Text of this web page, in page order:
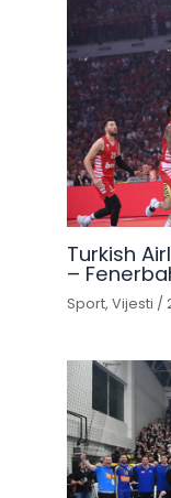
Turkish
–
Sport,Vijesti /